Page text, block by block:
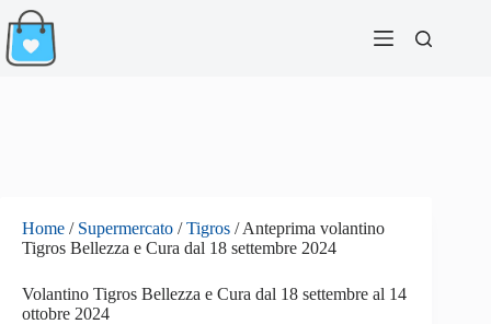
Salta
al
contenuto
Home / Supermercato /Tigros /Anteprima volantino
Tigros Bellezza e Cura dal 18 settembre 2024
Volantino Tigros Bellezza e Cura dal 18 settembre al 14
ottobre 2024